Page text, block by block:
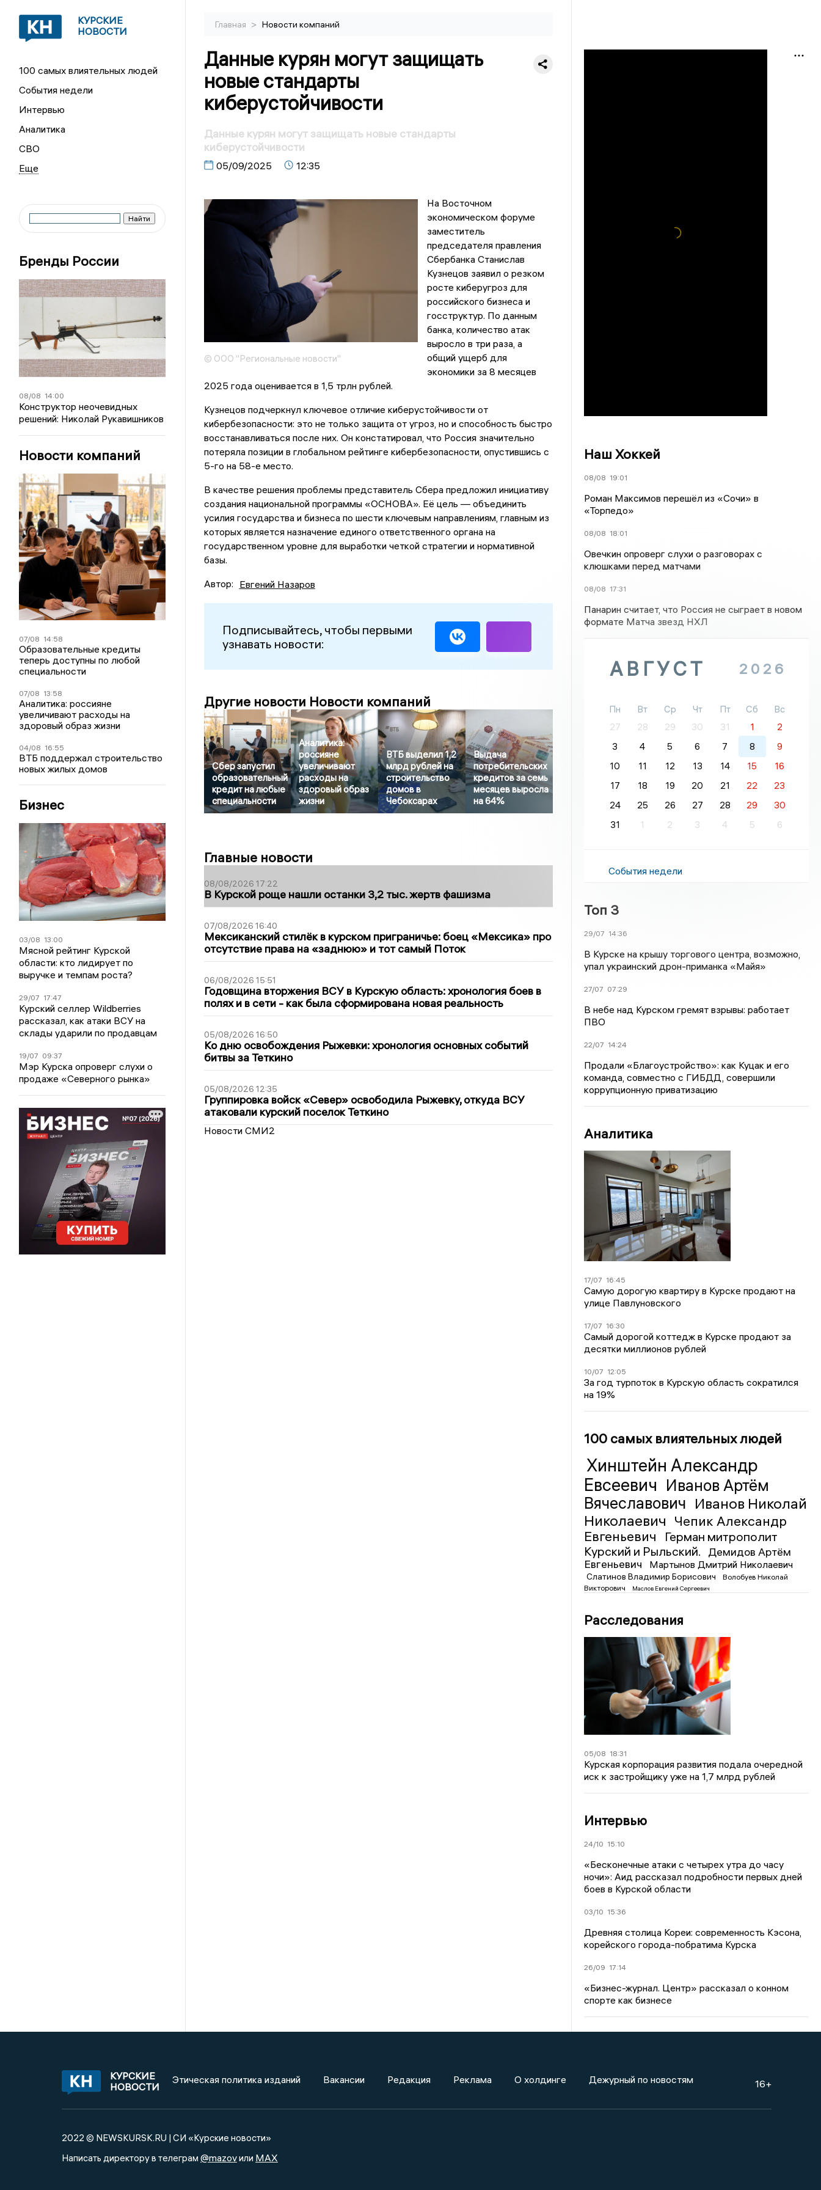
КУРСКИЕ
НОВОСТИ
100 самых влиятельных людей
События недели
Интервью
Аналитика
СВО
Бренды России
08/08 14:00
Конструктор неочевидных
решений: Николай Рукавишников
Новости компаний
07/08 14:58
Образовательные кредиты
теперь доступны по любой
специальности
07/08 13:58
Аналитика: россияне
увеличивают расходы на
здоровый образ жизни
04/08 16:55
ВТБ поддержал строительство
новых жилых домов
Бизнес
03/08 13:00
Мясной рейтинг Курской
области: кто лидирует по
выручке и темпам роста?
29/07 17:47
Курский селлер Wildberries
рассказал, как атаки ВСУ на
склады ударили по продавцам
19/07 09:37
Мэр Курска опроверг слухи о
продаже «Северного рынка»
Главная > Новости компаний
Данные курян могут защищать
новые стандарты
киберустойчивости
Данные курян могут защищать новые стандарты
киберустойчивости
05/09/2025 12:35
© ООО "Региональные новости"
На Восточном
экономическом форуме
заместитель
председателя правления
Сбербанка Станислав
Кузнецов заявил о резком
росте киберугроз для
российского бизнеса и
госструктур. По данным
банка, количество атак
выросло в три раза, а
общий ущерб для
экономики за 8 месяцев
2025 года оценивается в 1,5 трлн рублей.
Кузнецов подчеркнул ключевое отличие киберустойчивости от
кибербезопасности: это не только защита от угроз, но и способность быстро
восстанавливаться после них. Он констатировал, что Россия значительно
потеряла позиции в глобальном рейтинге кибербезопасности, опустившись с
5-го на 58-е место.
В качестве решения проблемы представитель Сбера предложил инициативу
создания национальной программы «ОСНОВА». Её цель — объединить
усилия государства и бизнеса по шести ключевым направлениям, главным из
которых является назначение единого ответственного органа на
государственном уровне для выработки четкой стратегии и нормативной
базы.
Автор: Евгений Назаров
Подписывайтесь, чтобы первыми
узнавать новости:
Другие новости Новости компаний
Сбер запустил
образовательный
кредит на любые
специальности
Аналитика:
россияне
увеличивают
расходы на
здоровый образ
жизни
ВТБ выделил 1,2
млрд рублей на
строительство
домов в
Чебоксарах
Выдача
потребительских
кредитов за семь
месяцев выросла
на 64%
Главные новости
08/08/2026 17:22
В Курской роще нашли останки 3,2 тыс. жертв фашизма
07/08/2026 16:40
Мексиканский стилёк в курском приграничье: боец «Мексика» про
отсутствие права на «заднюю» и тот самый Поток
06/08/2026 15:51
Годовщина вторжения ВСУ в Курскую область: хронология боев в
полях и в сети - как была сформирована новая реальность
05/08/2026 16:50
Ко дню освобождения Рыжевки: хронология основных событий
битвы за Теткино
05/08/2026 12:35
Группировка войск «Север» освободила Рыжевку, откуда ВСУ
атаковали курский поселок Теткино
Новости СМИ2
Наш Хоккей
08/08 19:01
Роман Максимов перешёл из «Сочи» в
«Торпедо»
08/08 18:01
Овечкин опроверг слухи о разговорах с
клюшками перед матчами
08/08 17:31
Панарин считает, что Россия не сыграет в новом
формате Матча звезд НХЛ
АВГУСТ 2026
Пн Вт Ср Чт Пт Сб
Вс
27
28 29 30 31 1
2
3
4 5 6 7 8
9
10
11 12 13 14 15
16
17
18 19 20 21 22
23
24
25 26 27 28 29
30
31
1 2 3 4 5 6
События недели
Топ 3
29/07 14:36
В Курске на крышу торгового центра, возможно,
упал украинский дрон-приманка «Майя»
27/07 07:29
В небе над Курском гремят взрывы: работает
ПВО
22/07 14:24
Продали «Благоустройство»: как Куцак и его
команда, совместно с ГИБДД, совершили
коррупционную приватизацию
Аналитика
17/07 16:45
Самую дорогую квартиру в Курске продают на
улице Павлуновского
17/07 16:30
Самый дорогой коттедж в Курске продают за
десятки миллионов рублей
10/07 12:05
За год турпоток в Курскую область сократился
на 19%
100 самых влиятельных людей
Хинштейн Александр
Евсеевич Иванов Артём
Вячеславович Иванов Николай
Николаевич Чепик Александр
Евгеньевич
Герман митрополит
Курский и Рыльский.
Демидов Артём
Евгеньевич
Мартынов Дмитрий Николаевич
Слатинов Владимир Борисович
Волобуев Николай
Викторович
Маслов Евгений Сергеевич
Расследования
05/08 18:31
Курская корпорация развития подала очередной
иск к застройщику уже на 1,7 млрд рублей
Интервью
24/10 15:10
«Бесконечные атаки с четырех утра до часу
ночи»: Аид рассказал подробности первых дней
боев в Курской области
03/10 15:36
Древняя столица Кореи: современность Кэсона,
корейского города-побратима Курска
26/09 17:14
«Бизнес-журнал. Центр» рассказал о конном
спорте как бизнесе
КУРСКИЕ
НОВОСТИ
Этическая политика изданий Вакансии Редакция Реклама О холдинге Дежурный по новостям 16+
2022 © NEWSKURSK.RU | СИ «Курские новости»
Написать директору в телеграм @mazovили MAX